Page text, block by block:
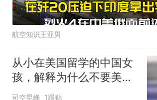
航空知识王亚男
从小在美国留学的中国女
孩，解释为什么不要美国
国籍？
司空昆峰 1跟贴